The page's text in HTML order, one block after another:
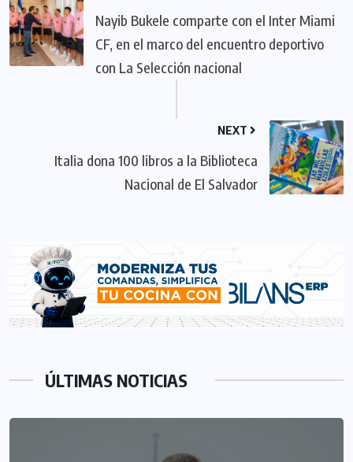
Nayib Bukele comparte con el Inter Miami
CF, en el marco del encuentro deportivo
con La Selección nacional
NEXT
Italia dona 100 libros a la Biblioteca
Nacional de El Salvador
ÚLTIMAS NOTICIAS